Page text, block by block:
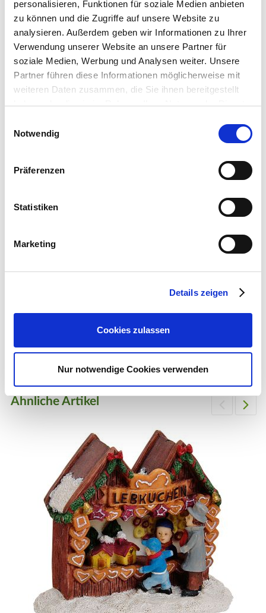
personalisieren, Funktionen für soziale Medien anbieten
zu können und die Zugriffe auf unsere Website zu
analysieren. Außerdem geben wir Informationen zu Ihrer
Verwendung unserer Website an unsere Partner für
soziale Medien, Werbung und Analysen weiter. Unsere
Partner führen diese Informationen möglicherweise mit
weiteren Daten zusammen, die Sie ihnen bereitgestellt
haben oder die sie im Rahmen Ihrer Nutzung der Dienste
betätigen Sie anschließend den "OK"-Button:
Notwendig
Präferenzen
Statistiken
Marketing
Details zeigen
Cookies zulassen
Nur notwendige Cookies verwenden
garten.de
Zubehör Produkte
Zum Produkt
Ähnliche Artikel